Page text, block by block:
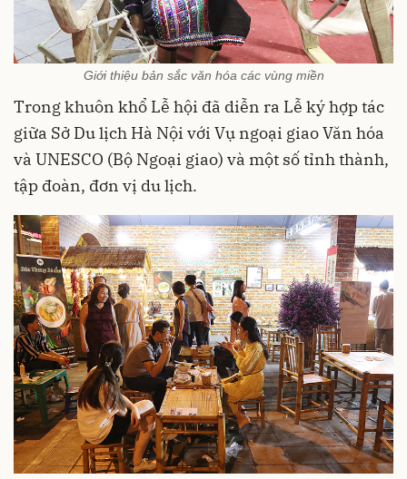
Giới thiệu bản sắc văn hóa các vùng miền
Trong khuôn khổ Lễ hội đã diễn ra Lễ ký hợp tác
giữa Sở Du lịch Hà Nội với Vụ ngoại giao Văn hóa
và UNESCO (Bộ Ngoại giao) và một số tỉnh thành,
tập đoàn, đơn vị du lịch.